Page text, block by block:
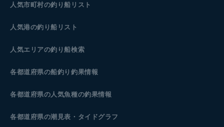
人気市町村の釣り船リスト
人気港の釣り船リスト
人気エリアの釣り船検索
各都道府県の船釣り釣果情報
各都道府県の人気魚種の釣果情報
各都道府県の潮見表 ・タイドグラフ